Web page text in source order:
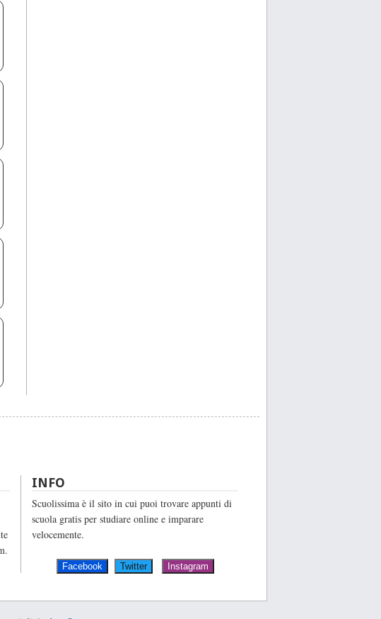
INFO
Scuolissima è il sito in cui puoi trovare appunti di
scuola gratis per studiare online e imparare
velocemente.